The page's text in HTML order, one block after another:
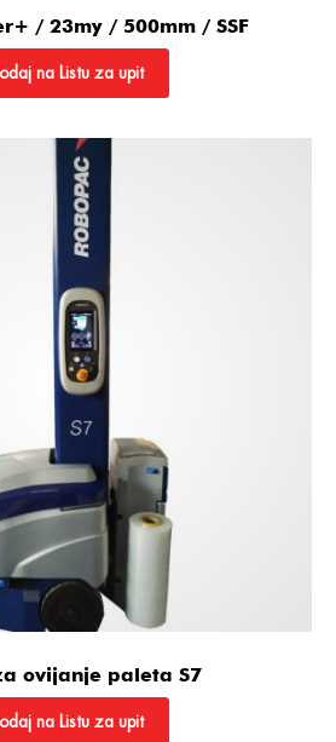
/ 23my / 500mm / SSF
na Listu za upit
ovijanje paleta S7
na Listu za upit